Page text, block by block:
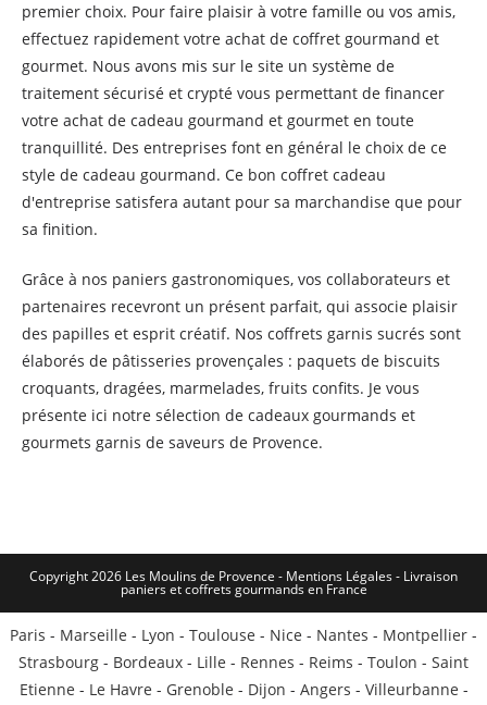
premier choix. Pour faire plaisir à votre famille ou vos amis,
effectuez rapidement votre achat de coffret gourmand et
gourmet. Nous avons mis sur le site un système de
traitement sécurisé et crypté vous permettant de financer
votre achat de cadeau gourmand et gourmet en toute
tranquillité. Des entreprises font en général le choix de ce
style de cadeau gourmand. Ce bon coffret cadeau
d'entreprise satisfera autant pour sa marchandise que pour
sa finition.
Grâce à nos paniers gastronomiques, vos collaborateurs et
partenaires recevront un présent parfait, qui associe plaisir
des papilles et esprit créatif. Nos coffrets garnis sucrés sont
élaborés de pâtisseries provençales : paquets de biscuits
croquants, dragées, marmelades, fruits confits. Je vous
présente ici notre sélection de cadeaux gourmands et
gourmets garnis de saveurs de Provence.
Copyright 2026 Les Moulins de Provence - Mentions Légales - Livraison
paniers et coffrets gourmands en France
Paris - Marseille - Lyon - Toulouse - Nice - Nantes - Montpellier -
Strasbourg - Bordeaux - Lille - Rennes - Reims - Toulon - Saint
Etienne - Le Havre - Grenoble - Dijon - Angers - Villeurbanne -